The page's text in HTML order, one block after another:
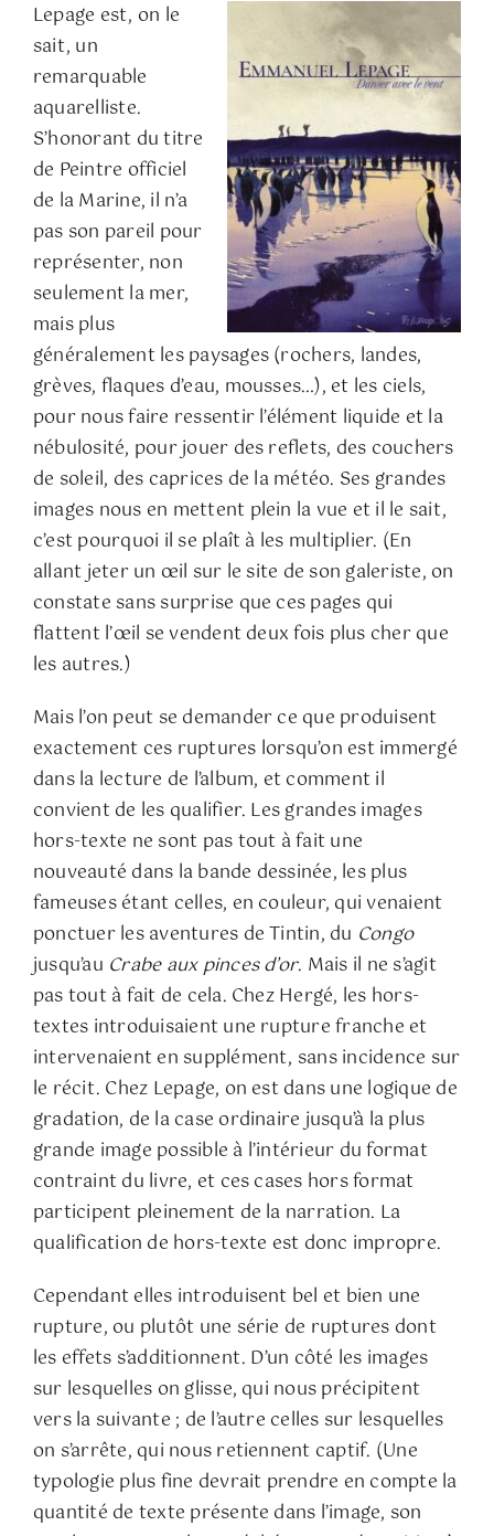
Lepage est, on le
sait, un
remarquable
aquarelliste.
S’honorant du titre
de Peintre officiel
de la Marine, il n’a
pas son pareil pour
représenter, non
seulement la mer,
mais plus
généralement les paysages (rochers, landes,
grèves, flaques d’eau, mousses…), et les ciels,
pour nous faire ressentir l’élément liquide et la
nébulosité, pour jouer des reflets, des couchers
de soleil, des caprices de la météo. Ses grandes
images nous en mettent plein la vue et il le sait,
c’est pourquoi il se plaît à les multiplier. (En
allant jeter un œil sur le site de son galeriste, on
constate sans surprise que ces pages qui
flattent l’œil se vendent deux fois plus cher que
les autres.)
Mais l’on peut se demander ce que produisent
exactement ces ruptures lorsqu’on est immergé
dans la lecture de l’album, et comment il
convient de les qualifier. Les grandes images
hors-texte ne sont pas tout à fait une
nouveauté dans la bande dessinée, les plus
fameuses étant celles, en couleur, qui venaient
ponctuer les aventures de Tintin, du Congo
jusqu’au Crabe aux pinces d’or. Mais il ne s’agit
pas tout à fait de cela. Chez Hergé, les hors-
textes introduisaient une rupture franche et
intervenaient en supplément, sans incidence sur
le récit. Chez Lepage, on est dans une logique de
gradation, de la case ordinaire jusqu’à la plus
grande image possible à l’intérieur du format
contraint du livre, et ces cases hors format
participent pleinement de la narration. La
qualification de hors-texte est donc impropre.
Cependant elles introduisent bel et bien une
rupture, ou plutôt une série de ruptures dont
les effets s’additionnent. D’un côté les images
sur lesquelles on glisse, qui nous précipitent
vers la suivante ; de l’autre celles sur lesquelles
on s’arrête, qui nous retiennent captif. (Une
typologie plus fine devrait prendre en compte la
quantité de texte présente dans l’image, son